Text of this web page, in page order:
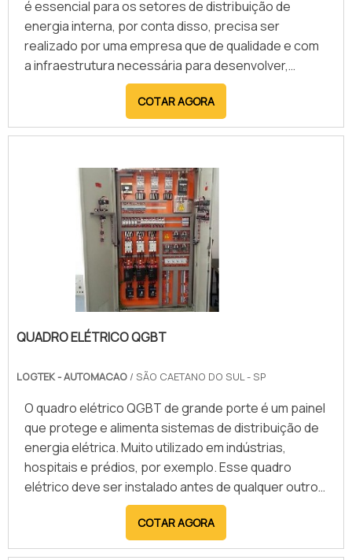
é essencial para os setores de distribuição de
energia interna, por conta disso, precisa ser
realizado por uma empresa que de qualidade e com
a infraestrutura necessária para desenvolver,
fabricar e montar o sistema. Além de oferecer o
projeto para QGBT para os clientes, uma empresa
especialista também oferece outros produtos para
elétrico à prova de explosão; Painel de distribuição
de energia; Paine.
COTAR AGORA
QUADRO ELÉTRICO QGBT
LOGTEK - AUTOMACAO / SÃO CAETANO DO SUL - SP
O quadro elétrico QGBT de grande porte é um painel
que protege e alimenta sistemas de distribuição de
energia elétrica. Muito utilizado em indústrias,
hospitais e prédios, por exemplo. Esse quadro
elétrico deve ser instalado antes de qualquer outro
painel, já que serve como fonte de alimento de
energia para os outros quadros de comando, que
serão utilizados no local. Ou seja, é o primeiro passo
COTAR AGORA